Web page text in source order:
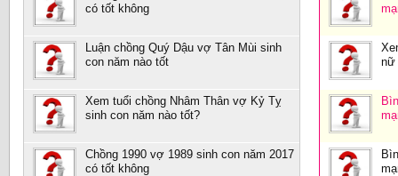
có tốt không
Luận chồng Quý Dậu vợ Tân Mùi sinh
con năm nào tốt
Xem tuổi chồng Nhâm Thân vợ Kỷ Tỵ
sinh con năm nào tốt?
Chồng 1990 vợ 1989 sinh con năm 2017
có tốt không
nữ